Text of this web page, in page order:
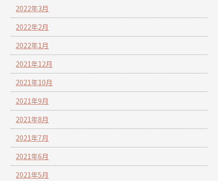
2022年3月
2022年2月
2022年1月
2021年12月
2021年10月
2021年9月
2021年8月
2021年7月
2021年6月
2021年5月